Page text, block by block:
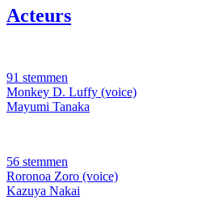
Acteurs
91 stemmen
Monkey D. Luffy (voice)
Mayumi Tanaka
56 stemmen
Roronoa Zoro (voice)
Kazuya Nakai